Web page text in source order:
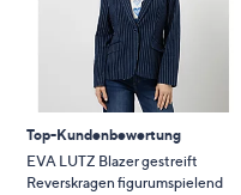
Top-Kundenbewertung
EVA LUTZ Blazer gestreift
Reverskragen figurumspielend